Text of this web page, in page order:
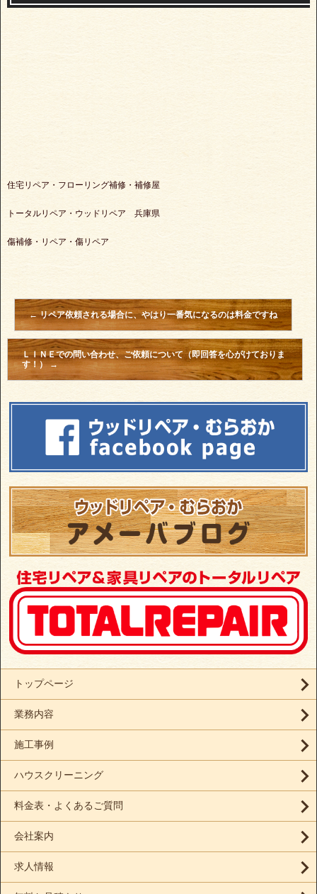
住宅リペア・フローリング補修・補修屋
トータルリペア・ウッドリペア 兵庫県
傷補修・リペア・傷リペア
←リペア依頼される場合に、やはり一番気になるのは料金ですね
ＬＩＮＥでの問い合わせ、ご依頼について（即回答を心がけておりま
す！）→
トップページ
業務内容
施工事例
ハウスクリーニング
料金表・よくあるご質問
会社案内
求人情報